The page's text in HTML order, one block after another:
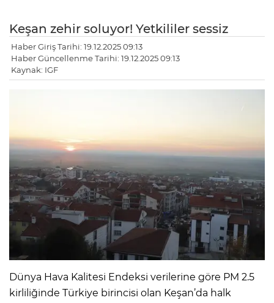
Keşan zehir soluyor! Yetkililer sessiz
Haber Giriş Tarihi: 19.12.2025 09:13
Haber Güncellenme Tarihi: 19.12.2025 09:13
Kaynak: IGF
Dünya Hava Kalitesi Endeksi verilerine göre PM 2.5
kirliliğinde Türkiye birincisi olan Keşan’da halk